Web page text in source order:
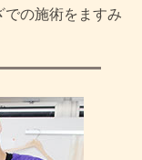
での施術をますみ